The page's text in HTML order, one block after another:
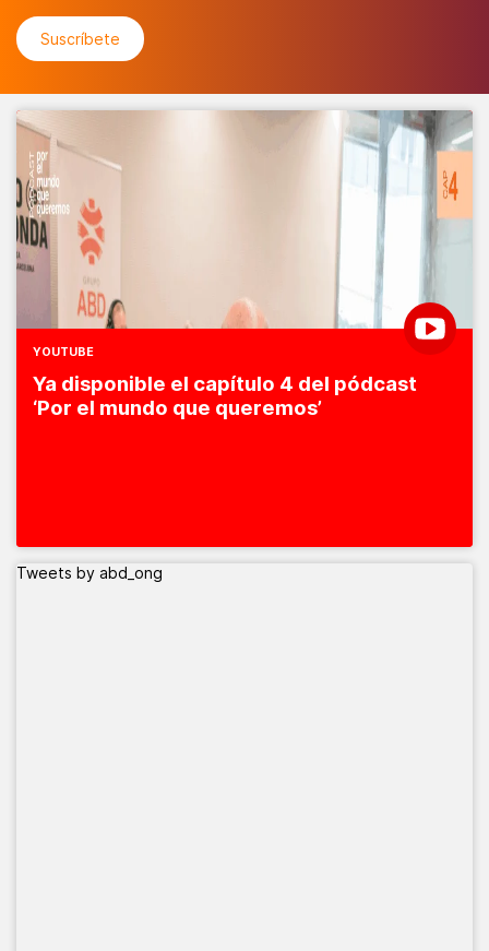
YOUTUBE
Ya disponible el capítulo 4 del pódcast
‘Por el mundo que queremos’
Tweets by abd_ong